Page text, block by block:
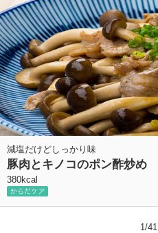
減塩だけどしっかり味
豚肉とキノコのポン酢炒め
380kcal
1/41